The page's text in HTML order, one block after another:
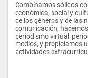
Combinamos sólidos
económica, social y
de los géneros y de las
comunicación;
periodismo virtual,
medios, y propiciamos
actividades